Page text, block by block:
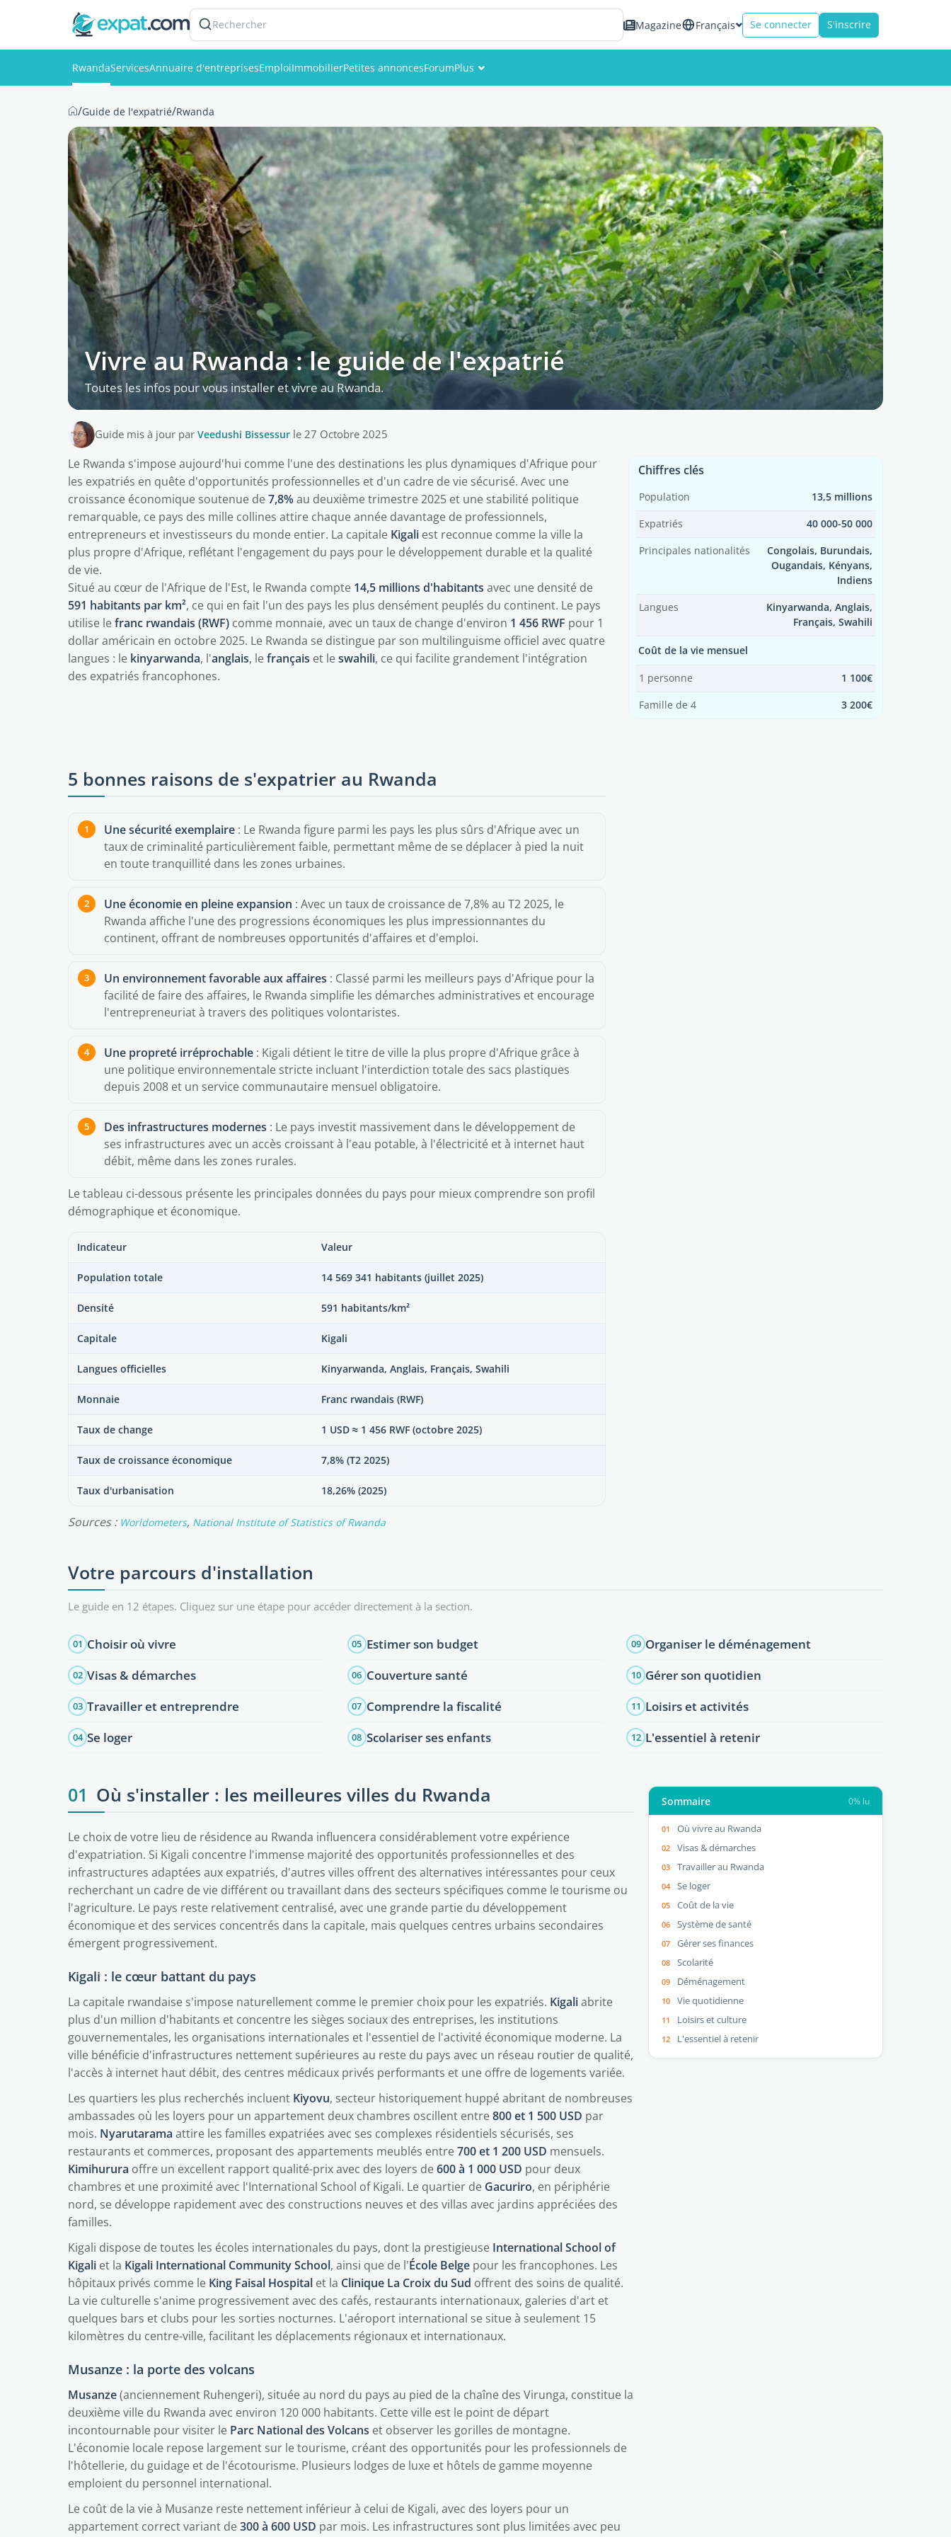
Rechercher Magazine Français Se connecter S'inscrire
RwandaServicesAnnuaire d'entreprisesEmploiImmobilierPetites annoncesForumPlus
Membres
Photos
/Guide de l'expatrié/Rwanda
Vivre au Rwanda : le guide de l'expatrié
Toutes les infos pour vous installer et vivre au Rwanda.
Guide mis à jour par Veedushi Bissessur le 27 Octobre 2025
Le Rwanda s'impose aujourd'hui comme l'une des destinations les plus dynamiques d'Afrique pour
les expatriés en quête d'opportunités professionnelles et d'un cadre de vie sécurisé. Avec une
croissance économique soutenue de7,8%au deuxième trimestre 2025 et une stabilité politique
remarquable, ce pays des mille collines attire chaque année davantage de professionnels,
entrepreneurs et investisseurs du monde entier. La capitale Kigali est reconnue comme la ville la
plus propre d'Afrique, reflétant l'engagement du pays pour le développement durable et la qualité
de vie.
Situé au cœur de l'Afrique de l'Est, le Rwanda compte 14,5 millions d'habitants avec une densité de
591 habitants par km², ce qui en fait l'un des pays les plus densément peuplés du continent. Le pays
utilise lefranc rwandais (RWF) comme monnaie, avec un taux de change d'environ 1 456 RWF pour 1
dollar américain en octobre 2025. Le Rwanda se distingue par son multilinguisme officiel avec quatre
langues : le kinyarwanda, l'anglais, lefrançais et leswahili, ce qui facilite grandement l'intégration
des expatriés francophones.
5 bonnes raisons de s'expatrier au Rwanda
Une sécurité exemplaire : Le Rwanda figure parmi les pays les plus sûrs d'Afrique avec un
taux de criminalité particulièrement faible, permettant même de se déplacer à pied la nuit
en toute tranquillité dans les zones urbaines.
Une économie en pleine expansion : Avec un taux de croissance de 7,8% au T2 2025, le
Rwanda affiche l'une des progressions économiques les plus impressionnantes du
continent, offrant de nombreuses opportunités d'affaires et d'emploi.
Un environnement favorable aux affaires : Classé parmi les meilleurs pays d'Afrique pour la
facilité de faire des affaires, le Rwanda simplifie les démarches administratives et encourage
l'entrepreneuriat à travers des politiques volontaristes.
Une propreté irréprochable : Kigali détient le titre de ville la plus propre d'Afrique grâce à
une politique environnementale stricte incluant l'interdiction totale des sacs plastiques
depuis 2008 et un service communautaire mensuel obligatoire.
Des infrastructures modernes : Le pays investit massivement dans le développement de
ses infrastructures avec un accès croissant à l'eau potable, à l'électricité et à internet haut
débit, même dans les zones rurales.
Le tableau ci-dessous présente les principales données du pays pour mieux comprendre son profil
démographique et économique.
Indicateur Valeur
Population totale 14 569 341 habitants (juillet 2025)
Densité 591 habitants/km²
Capitale Kigali
Langues officielles Kinyarwanda, Anglais, Français, Swahili
Monnaie Franc rwandais (RWF)
Taux de change 1 USD ≈ 1 456 RWF (octobre 2025)
Taux de croissance économique 7,8% (T2 2025)
Taux d'urbanisation 18,26% (2025)
Sources : Worldometers, National Institute of Statistics of Rwanda
Chiffres clés
Population 13,5 millions
Expatriés 40 000-50 000
Principales nationalités
Congolais, Burundais,
Ougandais, Kényans,
Indiens
Langues
Kinyarwanda, Anglais,
Français, Swahili
Coût de la vie mensuel
1 personne 1 100€
Famille de 4 3 200€
Votre parcours d'installation
Le guide en 12 étapes. Cliquez sur une étape pour accéder directement à la section.
01 Choisir où vivre
02 Visas & démarches
03 Travailler et entreprendre
04 Se loger
05 Estimer son budget
06 Couverture santé
07 Comprendre la fiscalité
08 Scolariser ses enfants
09 Organiser le déménagement
10 Gérer son quotidien
11 Loisirs et activités
12 L'essentiel à retenir
01 Où s'installer : les meilleures villes du Rwanda
Le choix de votre lieu de résidence au Rwanda influencera considérablement votre expérience
d'expatriation. Si Kigali concentre l'immense majorité des opportunités professionnelles et des
infrastructures adaptées aux expatriés, d'autres villes offrent des alternatives intéressantes pour ceux
recherchant un cadre de vie différent ou travaillant dans des secteurs spécifiques comme le tourisme ou
l'agriculture. Le pays reste relativement centralisé, avec une grande partie du développement
économique et des services concentrés dans la capitale, mais quelques centres urbains secondaires
émergent progressivement.
Kigali : le cœur battant du pays
La capitale rwandaise s'impose naturellement comme le premier choix pour les expatriés. Kigaliabrite
plus d'un million d'habitants et concentre les sièges sociaux des entreprises, les institutions
gouvernementales, les organisations internationales et l'essentiel de l'activité économique moderne. La
ville bénéficie d'infrastructures nettement supérieures au reste du pays avec un réseau routier de qualité,
l'accès à internet haut débit, des centres médicaux privés performants et une offre de logements variée.
Les quartiers les plus recherchés incluent Kiyovu, secteur historiquement huppé abritant de nombreuses
ambassades où les loyers pour un appartement deux chambres oscillent entre800 et 1 500 USD par
mois. Nyarutarama attire les familles expatriées avec ses complexes résidentiels sécurisés, ses
restaurants et commerces, proposant des appartements meublés entre700 et 1 200 USD mensuels.
Kimihurura offre un excellent rapport qualité-prix avec des loyers de600 à 1 000 USD pour deux
chambres et une proximité avec l'International School of Kigali. Le quartier de Gacuriro, en périphérie
nord, se développe rapidement avec des constructions neuves et des villas avec jardins appréciées des
familles.
Kigali dispose de toutes les écoles internationales du pays, dont la prestigieuse International School of
Kigali et la Kigali International Community School, ainsi que de l'École Belge pour les francophones. Les
hôpitaux privés comme le King Faisal Hospital et la Clinique La Croix du Sud offrent des soins de qualité.
La vie culturelle s'anime progressivement avec des cafés, restaurants internationaux, galeries d'art et
quelques bars et clubs pour les sorties nocturnes. L'aéroport international se situe à seulement 15
kilomètres du centre-ville, facilitant les déplacements régionaux et internationaux.
Musanze : la porte des volcans
Musanze(anciennement Ruhengeri), située au nord du pays au pied de la chaîne des Virunga, constitue la
deuxième ville du Rwanda avec environ 120 000 habitants. Cette ville est le point de départ
incontournable pour visiter le Parc National des Volcans et observer les gorilles de montagne.
L'économie locale repose largement sur le tourisme, créant des opportunités pour les professionnels de
l'hôtellerie, du guidage et de l'écotourisme. Plusieurs lodges de luxe et hôtels de gamme moyenne
emploient du personnel international.
Le coût de la vie à Musanze reste nettement inférieur à celui de Kigali, avec des loyers pour un
appartement correct variant de300 à 600 USD par mois. Les infrastructures sont plus limitées avec peu
Sommaire 0% lu
Où vivre au Rwanda
Visas & démarches
Travailler au Rwanda
Se loger
Coût de la vie
Système de santé
Gérer ses finances
Scolarité
Déménagement
Vie quotidienne
Loisirs et culture
L'essentiel à retenir